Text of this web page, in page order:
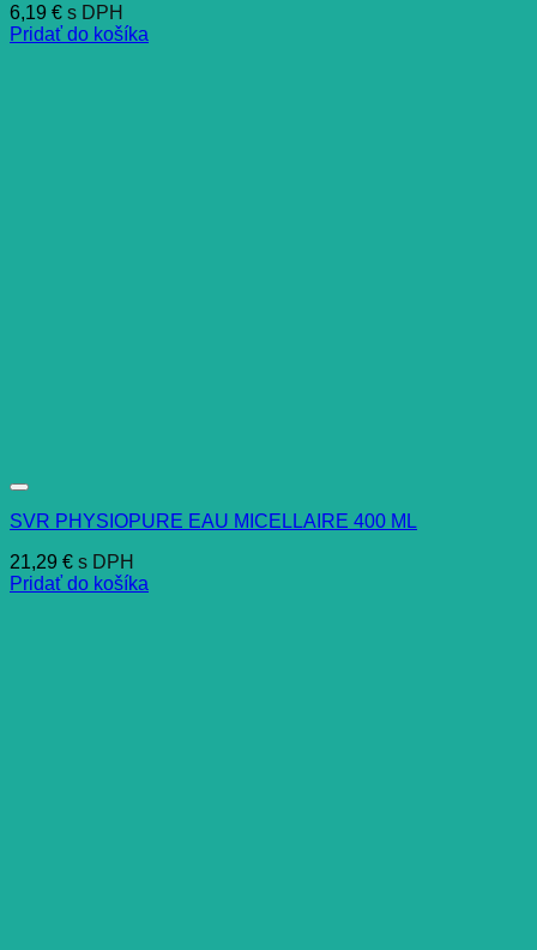
6,19 € s DPH
Pridať do košíka
SVR PHYSIOPURE EAU MICELLAIRE 400 ML
21,29 € s DPH
Pridať do košíka